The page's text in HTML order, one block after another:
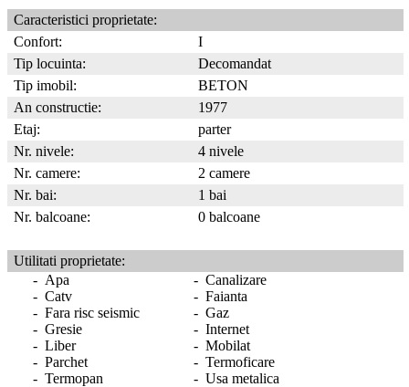
Caracteristici proprietate:
Confort:
I
Tip locuinta:
Decomandat
Tip imobil:
BETON
An constructie:
1977
Etaj:
parter
Nr. nivele:
4 nivele
Nr. camere:
2 camere
Nr. bai:
1 bai
Nr. balcoane:
0 balcoane
Utilitati proprietate:
- Apa
- Canalizare
- Catv
- Faianta
- Fara risc seismic
- Gaz
- Gresie
- Internet
- Liber
- Mobilat
- Parchet
- Termoficare
- Termopan
- Usa metalica